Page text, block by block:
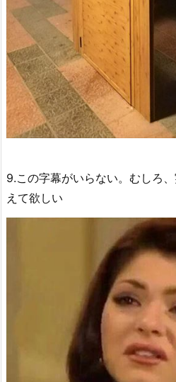
9.この字幕がいらない。むしろ
えて欲しい